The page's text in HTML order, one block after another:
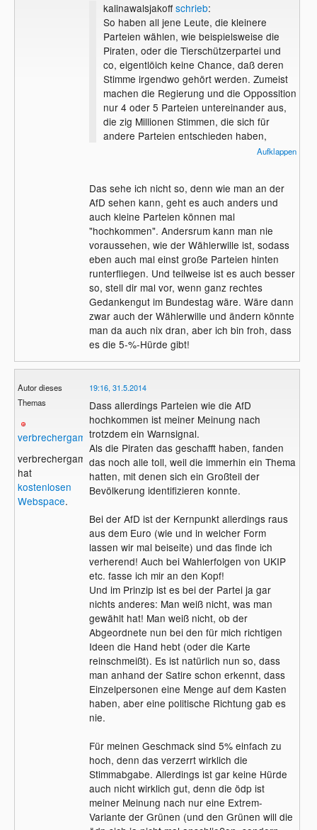
kalinawalsjakoff schrieb:
So haben all jene Leute, die kleinere
Parteien wählen, wie beispielsweise die
Piraten, oder die Tierschützerpartei und
co, eigentlöich keine Chance, daß deren
Stimme irgendwo gehört werden. Zumeist
machen die Regierung und die Oppossition
nur 4 oder 5 Parteien untereinander aus,
die zig Millionen Stimmen, die sich für
andere Parteien entschieden haben,
scheitern an der Prozenthürde und sind im
Parlament haben.
Aufklappen
Das sehe ich nicht so, denn wie man an der
AfD sehen kann, geht es auch anders und
auch kleine Parteien können mal
"hochkommen". Andersrum kann man nie
voraussehen, wie der Wählerwille ist, sodass
eben auch mal einst große Parteien hinten
runterfliegen. Und teilweise ist es auch besser
so, stell dir mal vor, wenn ganz rechtes
Gedankengut im Bundestag wäre. Wäre dann
zwar auch der Wählerwille und ändern könnte
man da auch nix dran, aber ich bin froh, dass
es die 5-%-Hürde gibt!
Autor dieses
Themas
verbrechergame
verbrechergame
hat
kostenlosen
Webspace.
19:16, 31.5.2014
Dass allerdings Parteien wie die AfD
hochkommen ist meiner Meinung nach
trotzdem ein Warnsignal.
Als die Piraten das geschafft haben, fanden
das noch alle toll, weil die immerhin ein Thema
hatten, mit denen sich ein Großteil der
Bevölkerung identifizieren konnte.
Bei der AfD ist der Kernpunkt allerdings raus
aus dem Euro (wie und in welcher Form
lassen wir mal beiseite) und das finde ich
verherend! Auch bei Wahlerfolgen von UKIP
etc. fasse ich mir an den Kopf!
Und im Prinzip ist es bei der Partei ja gar
nichts anderes: Man weiß nicht, was man
gewählt hat! Man weiß nicht, ob der
Abgeordnete nun bei den für mich richtigen
Ideen die Hand hebt (oder die Karte
reinschmeißt). Es ist natürlich nun so, dass
man anhand der Satire schon erkennt, dass
Einzelpersonen eine Menge auf dem Kasten
haben, aber eine politische Richtung gab es
nie.
Für meinen Geschmack sind 5% einfach zu
hoch, denn das verzerrt wirklich die
Stimmabgabe. Allerdings ist gar keine Hürde
auch nicht wirklich gut, denn die ödp ist
meiner Meinung nach nur eine Extrem-
Variante der Grünen (und den Grünen will die